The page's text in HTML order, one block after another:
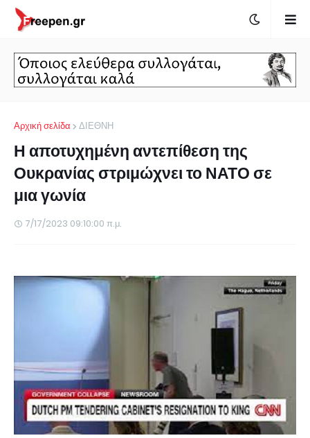
Αρχική σελίδα ΔΙΕΘΝΗ
Η αποτυχημένη αντεπίθεση της
Ουκρανίας στριμώχνει το ΝΑΤΟ σε
μια γωνία
7/17/2023 09:10:00 π.μ.